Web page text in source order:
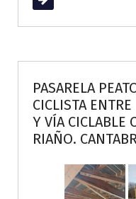
PASARELA
CICLISTA ENTRE
Y VÍA CICLABLE
RIAÑO.